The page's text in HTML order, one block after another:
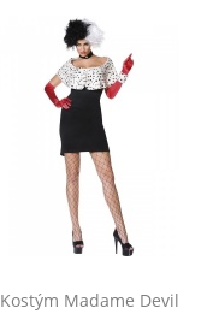
Kostým Madame Devil